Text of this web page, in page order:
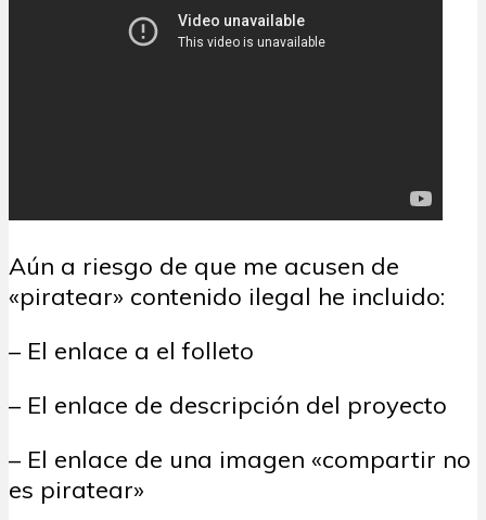
Aún a riesgo de que me acusen de
«piratear» contenido ilegal he incluido:
– El enlace a el folleto
– El enlace de descripción del proyecto
– El enlace de una imagen «compartir no
es piratear»